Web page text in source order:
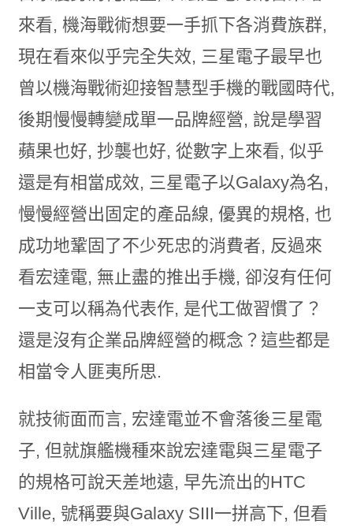
來看, 機海戰術想要一手抓下各消費族群,
現在看來似乎完全失效, 三星電子最早也
曾以機海戰術迎接智慧型手機的戰國時代,
後期慢慢轉變成單一品牌經營, 說是學習
蘋果也好, 抄襲也好, 從數字上來看, 似乎
還是有相當成效, 三星電子以Galaxy為名,
慢慢經營出固定的產品線, 優異的規格, 也
成功地鞏固了不少死忠的消費者, 反過來
看宏達電, 無止盡的推出手機, 卻沒有任何
一支可以稱為代表作, 是代工做習慣了？
還是沒有企業品牌經營的概念？這些都是
相當令人匪夷所思.
就技術面而言, 宏達電並不會落後三星電
子, 但就旗艦機種來說宏達電與三星電子
的規格可說天差地遠, 早先流出的HTC
Ville, 號稱要與Galaxy SIII一拼高下, 但看